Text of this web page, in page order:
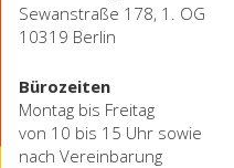
Sewanstraße 178, 1. OG
10319 Berlin
Bürozeiten
Montag bis Freitag
von 10 bis 15 Uhr sowie
nach Vereinbarung